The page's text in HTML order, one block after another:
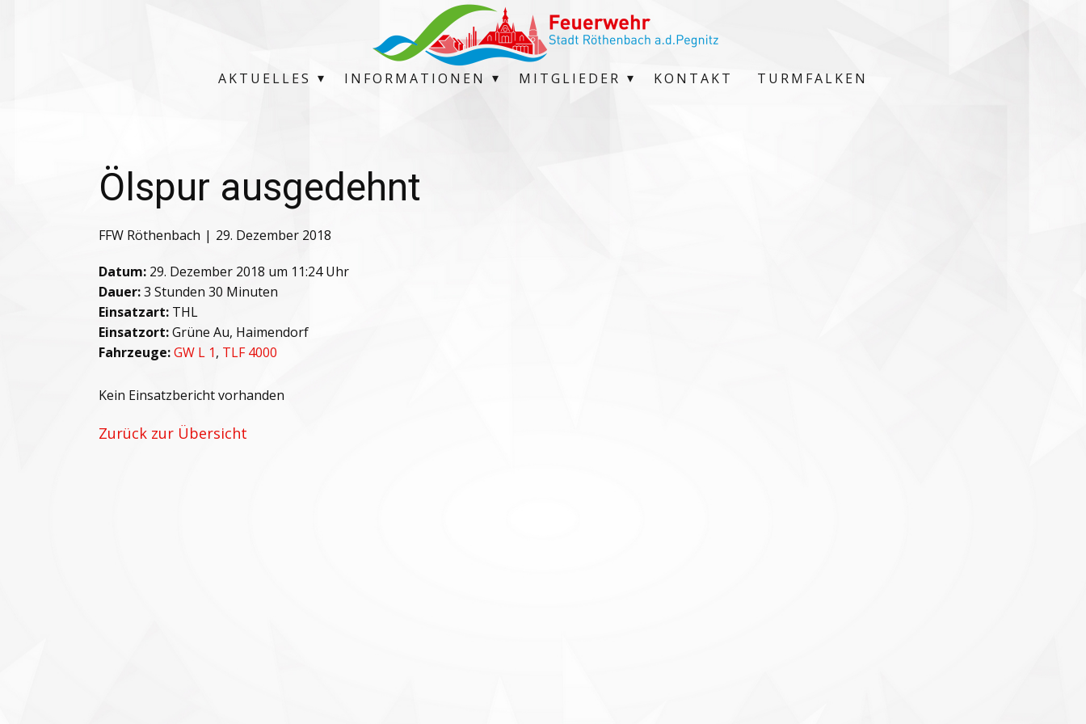
AKTUELLES INFORMATIONEN MITGLIEDER KONTAKT TURMFALKEN
Ölspur ausgedehnt
FFW Röthenbach 29. Dezember 2018
Datum: 29. Dezember 2018 um 11:24 Uhr
Dauer:3 Stunden 30 Minuten
Einsatzart: THL
Einsatzort:Grüne Au, Haimendorf
Fahrzeuge:GW L 1, TLF 4000
Kein Einsatzbericht vorhanden
Zurück zur Übersicht